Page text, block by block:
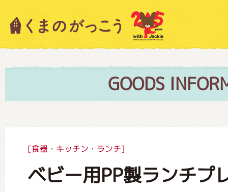
GOODS
[食器・キッチン・ランチ]
ベビー用PP製ランチプ
キャラクター紹介
絵本・作家紹介